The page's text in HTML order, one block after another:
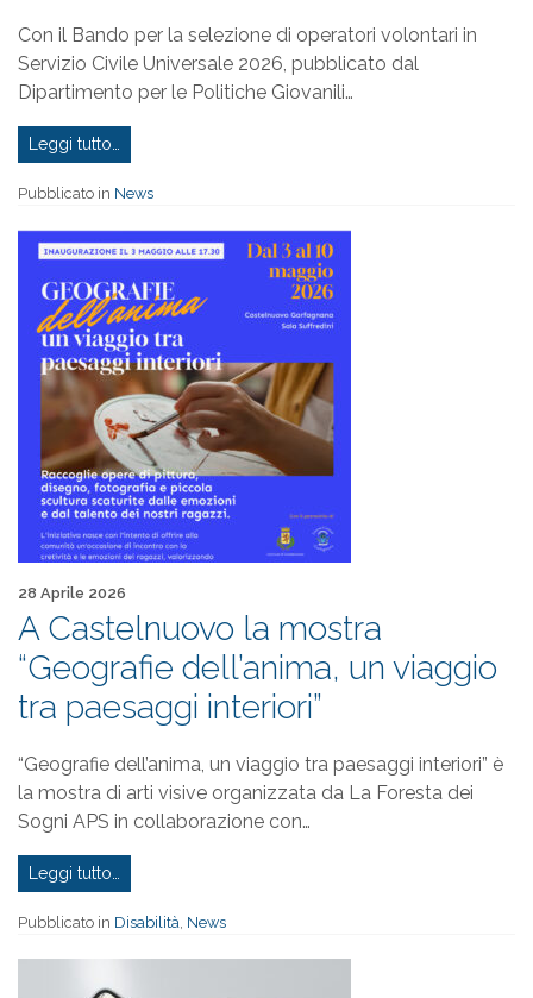
Con il Bando per la selezione di operatori volontari in
Servizio Civile Universale 2026, pubblicato dal
Dipartimento per le Politiche Giovanili…
Leggi tutto…
Pubblicato in News
Pubblicato il
28 Aprile 2026
A Castelnuovo la mostra
“Geografie dell’anima, un viaggio
tra paesaggi interiori”
“Geografie dell’anima, un viaggio tra paesaggi interiori” è
la mostra di arti visive organizzata da La Foresta dei
Sogni APS in collaborazione con…
Leggi tutto…
Pubblicato in Disabilità, News